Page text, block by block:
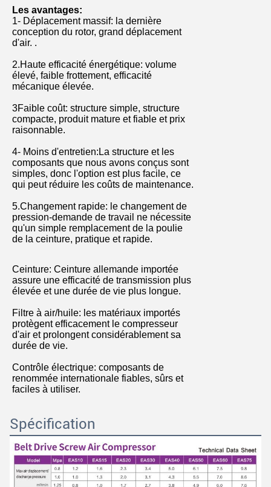
Les avantages:
1- Déplacement massif: la dernière
conception du rotor, grand déplacement
d'air. .
2.Haute efficacité énergétique: volume
élevé, faible frottement, efficacité
mécanique élevée.
3Faible coût: structure simple, structure
compacte, produit mature et fiable et prix
raisonnable.
4- Moins d'entretien: La structure et les
composants que nous avons conçus sont
simples, donc l'option est plus facile, ce
qui peut réduire les coûts de maintenance.
5.Changement rapide: le changement de
pression-demande de travail ne nécessite
qu'un simple remplacement de la poulie
de la ceinture, pratique et rapide.
Ceinture: Ceinture allemande importée
assure une efficacité de transmission plus
élevée et une durée de vie plus longue.
Filtre à air/huile: les matériaux importés
protègent efficacement le compresseur
d'air et prolongent considérablement sa
durée de vie.
Contrôle électrique: composants de
renommée internationale fiables, sûrs et
faciles à utiliser.
Spécification